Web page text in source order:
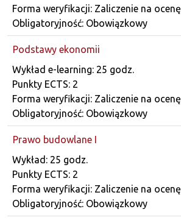
Forma weryfikacji: Zaliczenie na ocenę
Obligatoryjność: Obowiązkowy
Podstawy ekonomii
Dane przedmiotu
Wykład e-learning: 25 godz.
Punkty ECTS: 2
Forma weryfikacji: Zaliczenie na ocenę
Obligatoryjność: Obowiązkowy
Prawo budowlane I
Dane przedmiotu
Wykład: 25 godz.
Punkty ECTS: 2
Forma weryfikacji: Zaliczenie na ocenę
Obligatoryjność: Obowiązkowy